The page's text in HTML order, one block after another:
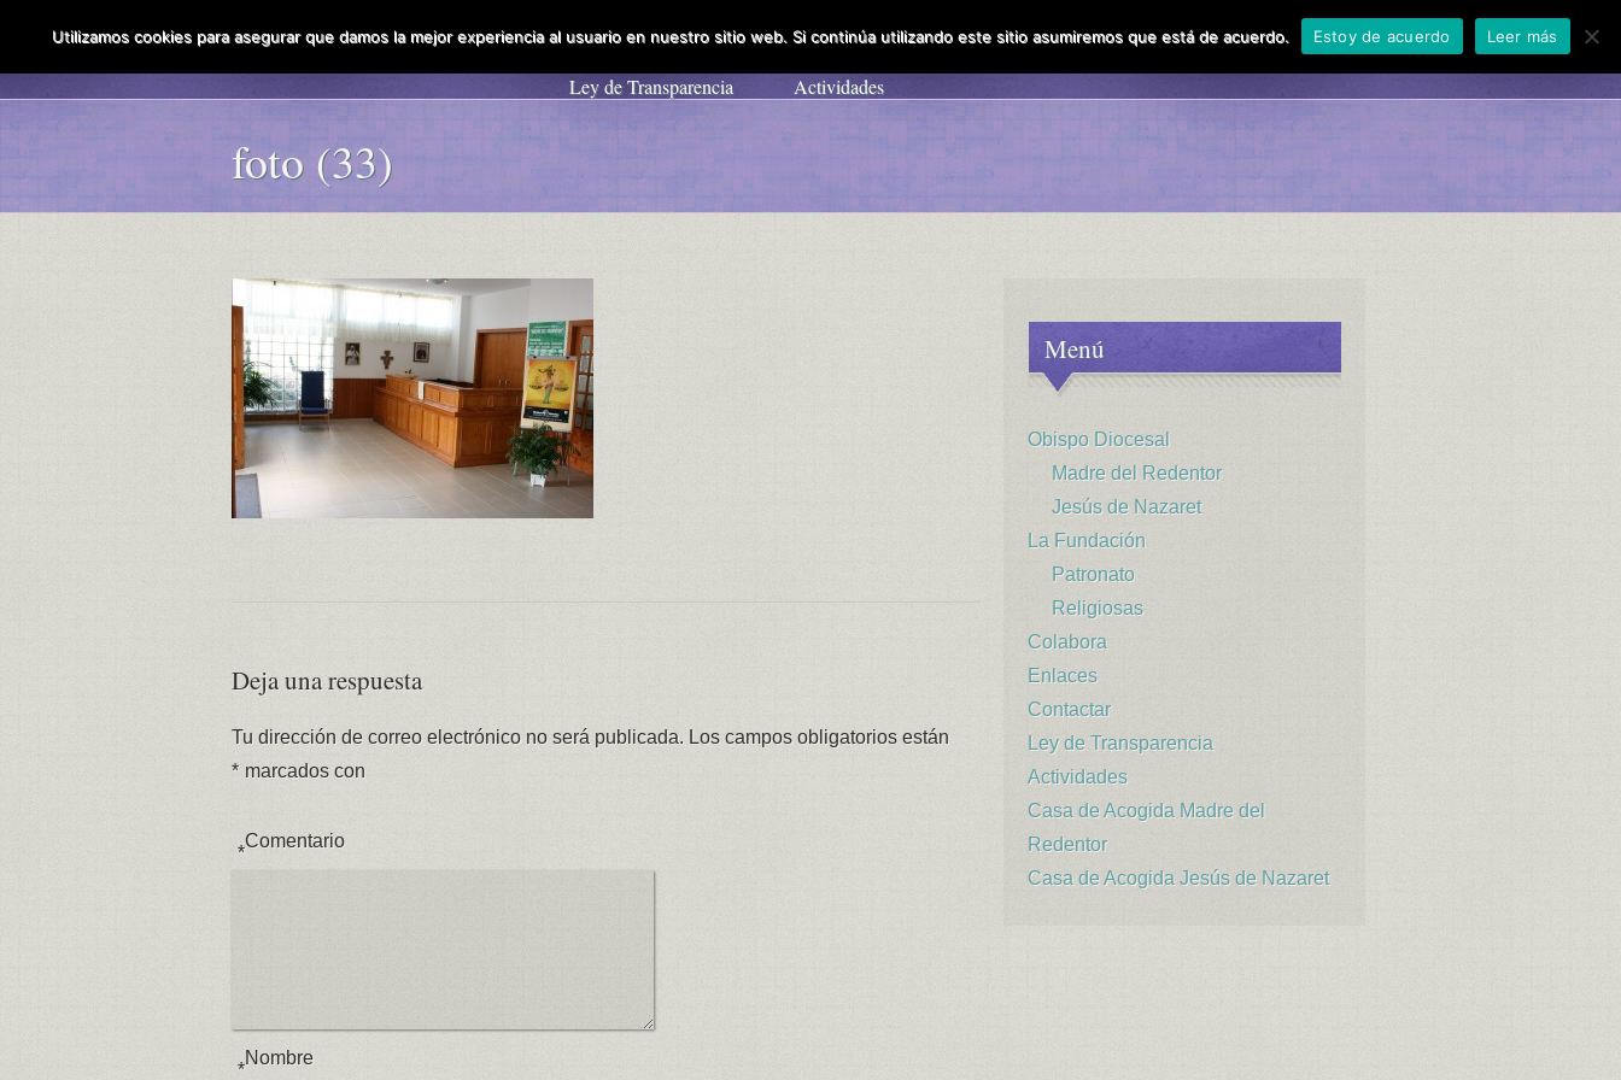
Obispo Diocesal La Fundación Colabora
Contactar
Ley de Transparencia
Actividades
foto (33)
Deja una respuesta
Tu dirección de correo electrónico no será publicada. Los campos obligatorios están
marcados con
*
Comentario
*
Nombre
*
Menú
Obispo Diocesal
Madre del Redentor
Jesús de Nazaret
La Fundación
Patronato
Religiosas
Colabora
Enlaces
Contactar
Ley de Transparencia
Actividades
Casa de Acogida Madre del
Redentor
Casa de Acogida Jesús de Nazaret
Utilizamos cookies para asegurar que damos la mejor experiencia al usuario en nuestro sitio web. Si continúa utilizando este sitio asumiremos que está de acuerdo. Estoy de acuerdo Leer más